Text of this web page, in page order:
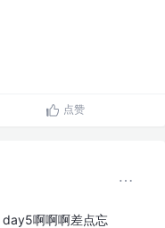
点赞
day5啊啊啊差点忘